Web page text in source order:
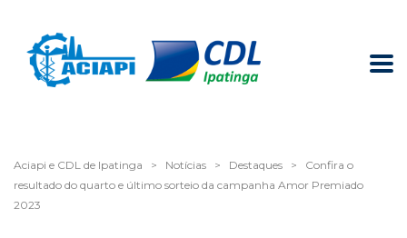
Aciapi e CDL de Ipatinga > Notícias > Destaques >
Confira o
resultado do quarto e último sorteio da campanha Amor Premiado
2023